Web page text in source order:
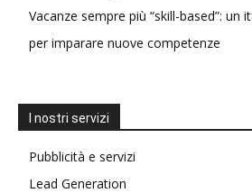
Vacanze sempre più “skill-based”: un
per imparare nuove competenze
I nostri servizi
Pubblicità e servizi
Lead Generation